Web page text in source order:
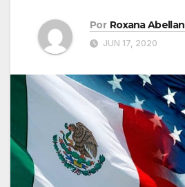
Por Roxana Abellan
JUN 17, 2020